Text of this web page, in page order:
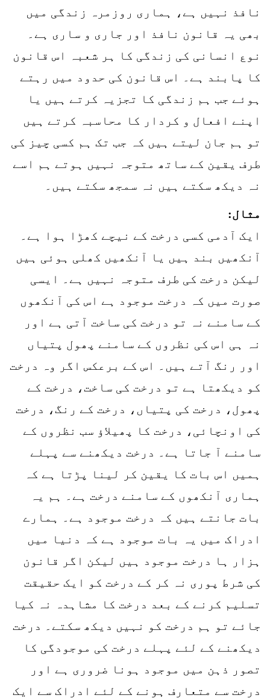
نافذ نہیں ہے، ہماری روزمرہ زندگی میں
بھی یہ قانون نافذ اور جاری و ساری ہے۔
نوع انسانی کی زندگی کا ہر شعبہ اس قانون
کا پابند ہے۔ اس قانون کی حدود میں رہتے
ہوئے جب ہم زندگی کا تجزیہ کرتے ہیں یا
اپنے افعال و کردار کا محاسبہ کرتے ہیں
تو ہم جان لیتے ہیں کہ جب تک ہم کسی چیز کی
طرف یقین کے ساتھ متوجہ نہیں ہوتے ہم اسے
نہ دیکھ سکتے ہیں نہ سمجھ سکتے ہیں۔
مثال:
ایک آدمی کسی درخت کے نیچے کھڑا ہوا ہے۔
آنکھیں بند ہیں یا آنکھیں کھلی ہوئی ہیں
لیکن درخت کی طرف متوجہ نہیں ہے۔ ایسی
صورت میں کہ درخت موجود ہے اس کی آنکھوں
کے سامنے نہ تو درخت کی ساخت آتی ہے اور
نہ ہی اس کی نظروں کے سامنے پھول پتیاں
اور رنگ آتے ہیں۔ اس کے برعکس اگر وہ درخت
کو دیکھتا ہے تو درخت کی ساخت، درخت کے
پھول، درخت کی پتیاں، درخت کے رنگ، درخت
کی اونچائی، درخت کا پھیلاؤ سب نظروں کے
سامنے آ جاتا ہے۔ درخت دیکھنے سے پہلے
ہمیں اس بات کا یقین کر لینا پڑتا ہے کہ
ہماری آنکھوں کے سامنے درخت ہے۔ ہم یہ
بات جانتے ہیں کہ درخت موجود ہے۔ ہمارے
ادراک میں یہ بات موجود ہے کہ دنیا میں
ہزار ہا درخت موجود ہیں لیکن اگر قانون
کی شرط پوری نہ کر کے درخت کو ایک حقیقت
تسلیم کرنے کے بعد درخت کا مشاہدہ نہ کیا
جائے تو ہم درخت کو نہیں دیکھ سکتے۔ درخت
دیکھنے کے لئے پہلے درخت کی موجودگی کا
تصور ذہن میں موجود ہونا ضروری ہے اور
درخت سے متعارف ہونے کے لئے ادراک سے ایک